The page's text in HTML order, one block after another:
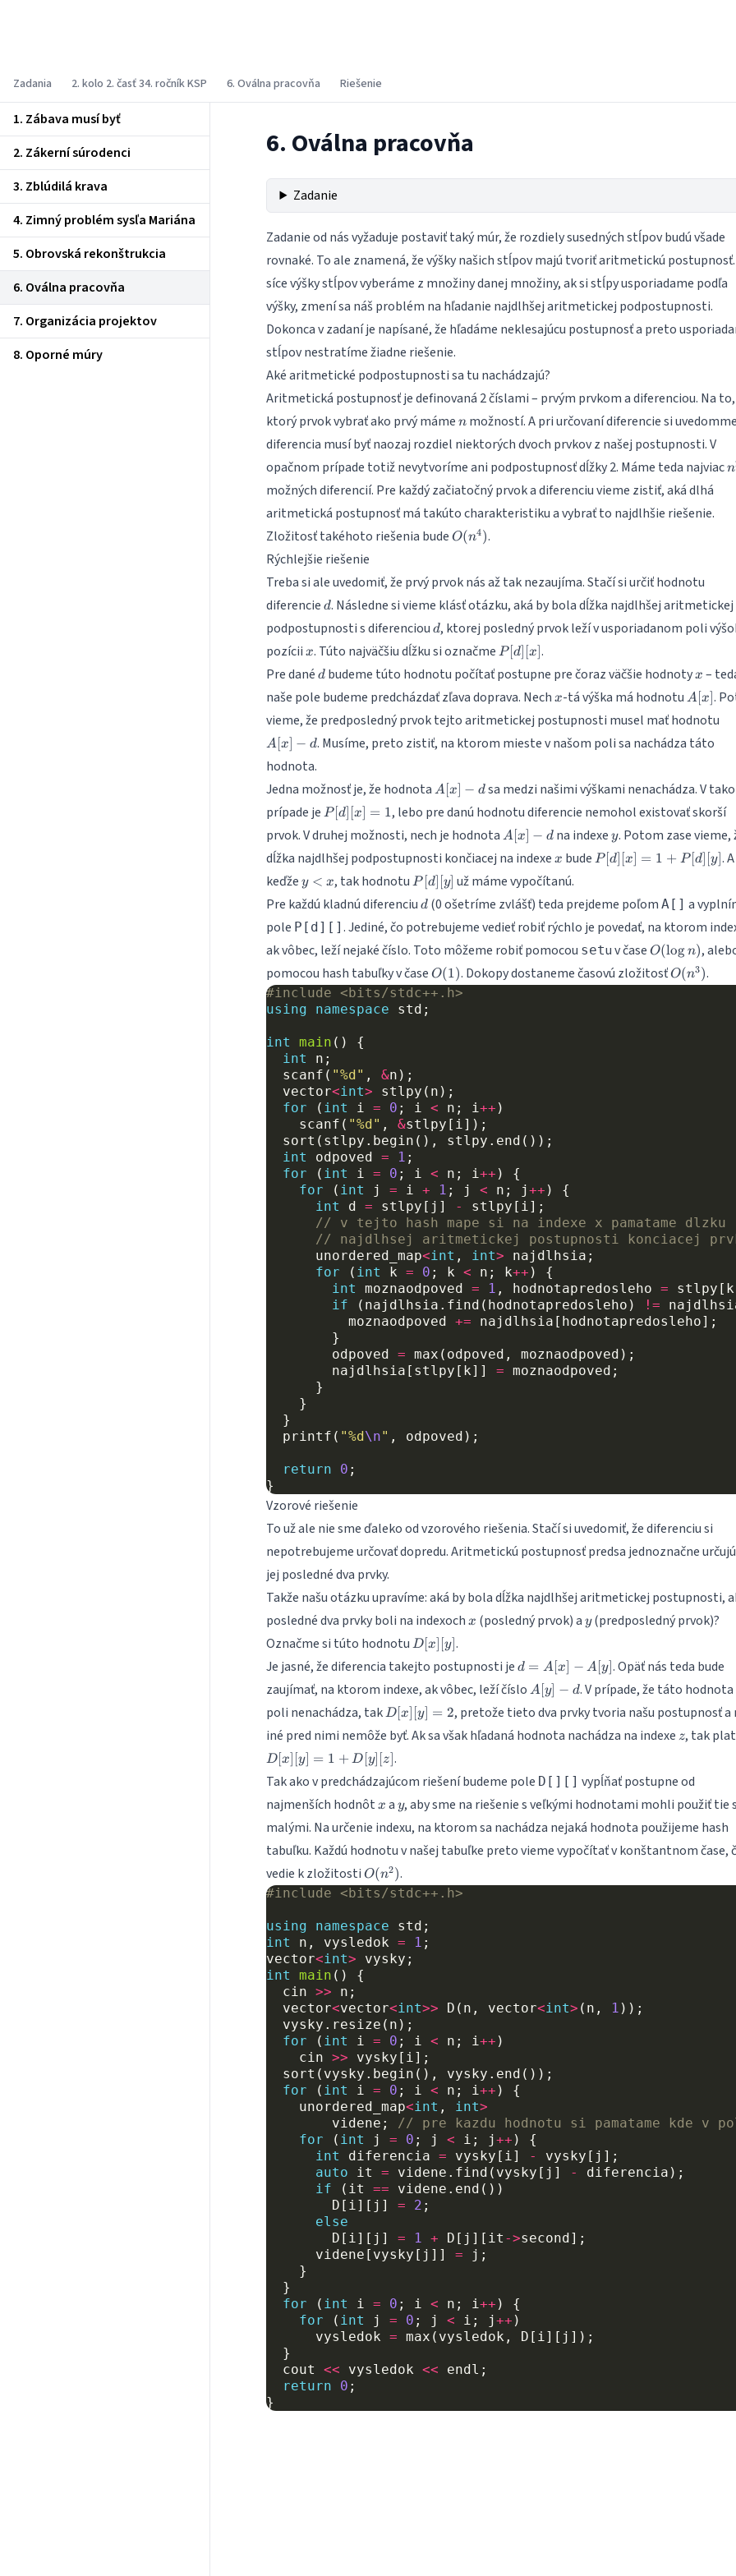
Zadania 2. kolo 2. časť 34. ročník KSP 6. Oválna pracovňa Riešenie
1. Zábava musí byť
2. Zákerní súrodenci
3. Zblúdilá krava
4. Zimný problém sysľa Mariána
5. Obrovská rekonštrukcia
6. Oválna pracovňa
7. Organizácia projektov
8. Oporné múry
6. Oválna pracovňa
Zadanie
Zadanie od nás vyžaduje postaviť taký múr, že rozdiely susedných stĺpov budú všade
rovnaké. To ale znamená, že výšky našich stĺpov majú tvoriť aritmetickú postupnosť.
síce výšky stĺpov vyberáme z množiny danej množiny, ak si stĺpy usporiadame podľa
výšky, zmení sa náš problém na hľadanie najdlhšej aritmetickej podpostupnosti.
Dokonca v zadaní je napísané, že hľadáme neklesajúcu postupnosť a preto
stĺpov nestratíme žiadne riešenie.
Aké aritmetické podpostupnosti sa tu nachádzajú?
Aritmetická postupnosť je definovaná 2 číslami – prvým prvkom a diferenciou. Na to,
ktorý prvok vybrať ako prvý máme n
nmožností. A pri určovaní diferencie si
diferencia musí byť naozaj rozdiel niektorých dvoch prvkov z našej postupnosti. V
opačnom prípade totiž nevytvoríme ani podpostupnosť dĺžky 2. Máme teda najviacn
možných diferencií. Pre každý začiatočný prvok a diferenciu vieme zistiť, aká dlhá
aritmetická postupnosť má takúto charakteristiku a vybrať to najdlhšie riešenie.
Zložitosť takéhoto riešenia bude O(n^4)
O(n4).
Rýchlejšie riešenie
Treba si ale uvedomiť, že prvý prvok nás až tak nezaujíma. Stačí si určiť hodnotu
diferencie d
d. Následne si vieme klásť otázku, aká by bola dĺžka najdlhšej aritmetickej
podpostupnosti s diferenciou d
d, ktorej posledný prvok leží v usporiadanom poli
pozícii x
x. Túto najväčšiu dĺžku si označme P[d]
[x]
P[ d] x .
Pre dané d
dbudeme túto hodnotu počítať postupne pre čoraz väčšie hodnoty x
x –
naše pole budeme predcházdať zľava doprava. Nech x
x-tá výška má hodnotu A[x]
A[ x .
vieme, že predposledný prvok tejto aritmetickej postupnosti musel mať hodnotu
A[ x − d. Musíme, preto zistiť, na ktorom mieste v našom poli sa nachádza táto
hodnota.
Jedna možnosť je, že hodnota A[x]-
A[ x − dsa medzi našimi výškami nenachádza. V
prípade je P[d]
[x]=1
P[ d] x = 1, lebo pre danú hodnotu diferencie nemohol existovať skorší
prvok. V druhej možnosti, nech je hodnota A[x]-
A[ x − dna indexe y
y. Potom zase vieme,
dĺžka najdlhšej podpostupnosti končiacej na indexe x
x bude P[d]
[x]
+
P[d]
[y]
P[ d] x = 1 + P[ d] y] . A
keďže y
<
x
y < x, tak hodnotuP[d]
[y]
P d] y] už máme vypočítanú.
Pre každú kladnú diferenciu d
d(0 ošetríme zvlášť) teda prejdeme poľom A[] a
pole P[d][] . Jediné, čo potrebujeme vedieť robiť rýchlo je povedať, na ktorom
ak vôbec, leží nejaké číslo. Toto môžeme robiť pomocou setu v čase O(\log
O(logn),
pomocou hash tabuľky v čase O(1)
O(1). Dokopy dostaneme časovú zložitosťO(n^3)
O(n3).
#include <bits/stdc++.h>
using
namespace std ;
int main ()
{
int
n ;
scanf ( "%d" , &n );
vector<int> stlpy ( n );
for
( int i = 0 ; i < n ; i++ )
scanf ( "%d" , &stlpy [ i]);
sort ( stlpy . begin (), stlpy . end ());
int
odpoved = 1 ;
for
( int i = 0 ; i < n ; i++ )
{
for
( int j = i + 1 ; j < n ; j++ )
{
int
d = stlpy [ j ] - stlpy [ i];
// v tejto hash mape si na indexe x pamatame dlzku
// najdlhsej aritmetickej postupnosti konciacej
unordered_map<int , int> najdlhsia ;
for
( int k = 0 ; k < n ; k++ )
{
int
moznaodpoved = 1 , hodnotapredosleho = stlpy [ k
if
( najdlhsia . find ( hodnotapredosleho ) !=
moznaodpoved += najdlhsia [ hodnotapredosleho];
}
odpoved = max ( odpoved , moznaodpoved );
najdlhsia [ stlpy [ k]] = moznaodpoved ;
}
}
}
printf ( "%d\n" , odpoved );
return 0 ;
}
Vzorové riešenie
To už ale nie sme ďaleko od vzorového riešenia. Stačí si uvedomiť, že diferenciu si
nepotrebujeme určovať dopredu. Aritmetickú postupnosť predsa jednoznačne
jej posledné dva prvky.
Takže našu otázku upravíme: aká by bola dĺžka najdlhšej aritmetickej postupnosti,
posledné dva prvky boli na indexoch x
x (posledný prvok) a y
y(predposledný prvok)?
Označme si túto hodnotu D[x]
[y]
D[ x y] .
Je jasné, že diferencia takejto postupnosti je d=A[x]-
A[y]
d = A[ x − A [y] . Opäť nás teda bude
zaujímať, na ktorom indexe, ak vôbec, leží číslo A[y]-
A[ y] − d. V prípade, že táto hodnota
poli nenachádza, tak D[x]
[y]=2
D[ x y] = 2, pretože tieto dva prvky tvoria našu postupnosť a
iné pred nimi nemôže byť. Ak sa však hľadaná hodnota nachádza na indexe z
z, tak
D[x]
[y]
= 1
+
D[y]
D[ x y] = 1 + D y] [z ].
Tak ako v predchádzajúcom riešení budeme pole D[][] vypĺňať postupne od
najmenších hodnôt x
x a y
y, aby sme na riešenie s veľkými hodnotami mohli použiť tie s
malými. Na určenie indexu, na ktorom sa nachádza nejaká hodnota použijeme hash
tabuľku. Každú hodnotu v našej tabuľke preto vieme vypočítať v konštantnom čase,
vedie k zložitosti O(n^2)
O(n2).
#include <bits/stdc++.h>
using namespace std ;
int
n , vysledok = 1 ;
vector<int> vysky ;
int
main ()
{
cin >> n ;
vector<vector<int>> D ( n , vector<int> ( n , 1 ));
vysky . resize ( n );
for
( int i = 0 ; i < n ; i++ )
cin >> vysky [ i];
sort ( vysky . begin (), vysky . end ());
for
( int i = 0 ; i < n ; i++ )
{
unordered_map<int , int>
videne ;
// pre kazdu hodnotu si pamatame kde v
for
( int j = 0 ; j < i ; j++ )
{
int
diferencia = vysky [ i] - vysky [ j ];
auto
it = videne . find ( vysky [ j ] - diferencia );
if
( it == videne . end ())
D [ i][ j ] = 2 ;
else
D [ i][ j ] = 1 + D [ j ][ it ->second];
videne [ vysky [ j ]] = j ;
}
}
for
( int i = 0 ; i < n ; i++ )
{
for
( int j = 0 ; j < i ; j++ )
vysledok = max ( vysledok , D [ i][ j ]);
}
cout
<< vysledok << endl ;
return
0 ;
}